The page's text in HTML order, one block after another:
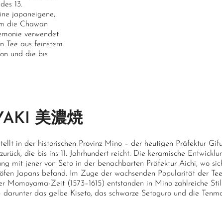
13.
japaneigene,
die Chawan
verwendet
Tee aus feinstem
und die bis
美濃焼
in der historischen Provinz Mino – der heutigen Präfektur
die bis ins 11. Jahrhundert reicht. Die keramische
mit jener von Seto in der benachbarten Präfektur Aichi, wo
Japans befand. Im Zuge der wachsenden Popularität der
Momoyama-Zeit (1573–1615) entstanden in Mino zahlreiche
darunter das gelbe Kiseto, das schwarze Setoguro und die